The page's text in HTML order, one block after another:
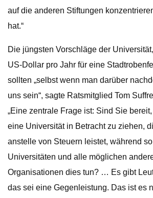
auf die anderen Stiftungen
hat.“
Die jüngsten Vorschläge der
US-Dollar pro Jahr für eine
sollten „selbst wenn man darüber
uns sein“, sagte Ratsmitglied Tom
„Eine zentrale Frage ist: Sind Sie
eine Universität in Betracht zu ziehen,
anstelle von Steuern leistet, während
Universitäten und alle möglichen
Organisationen dies tun? … Es gibt
das sei eine Gegenleistung. Das ist es